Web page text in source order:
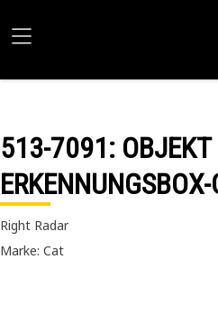
513-7091:
Right Radar
Marke: Cat